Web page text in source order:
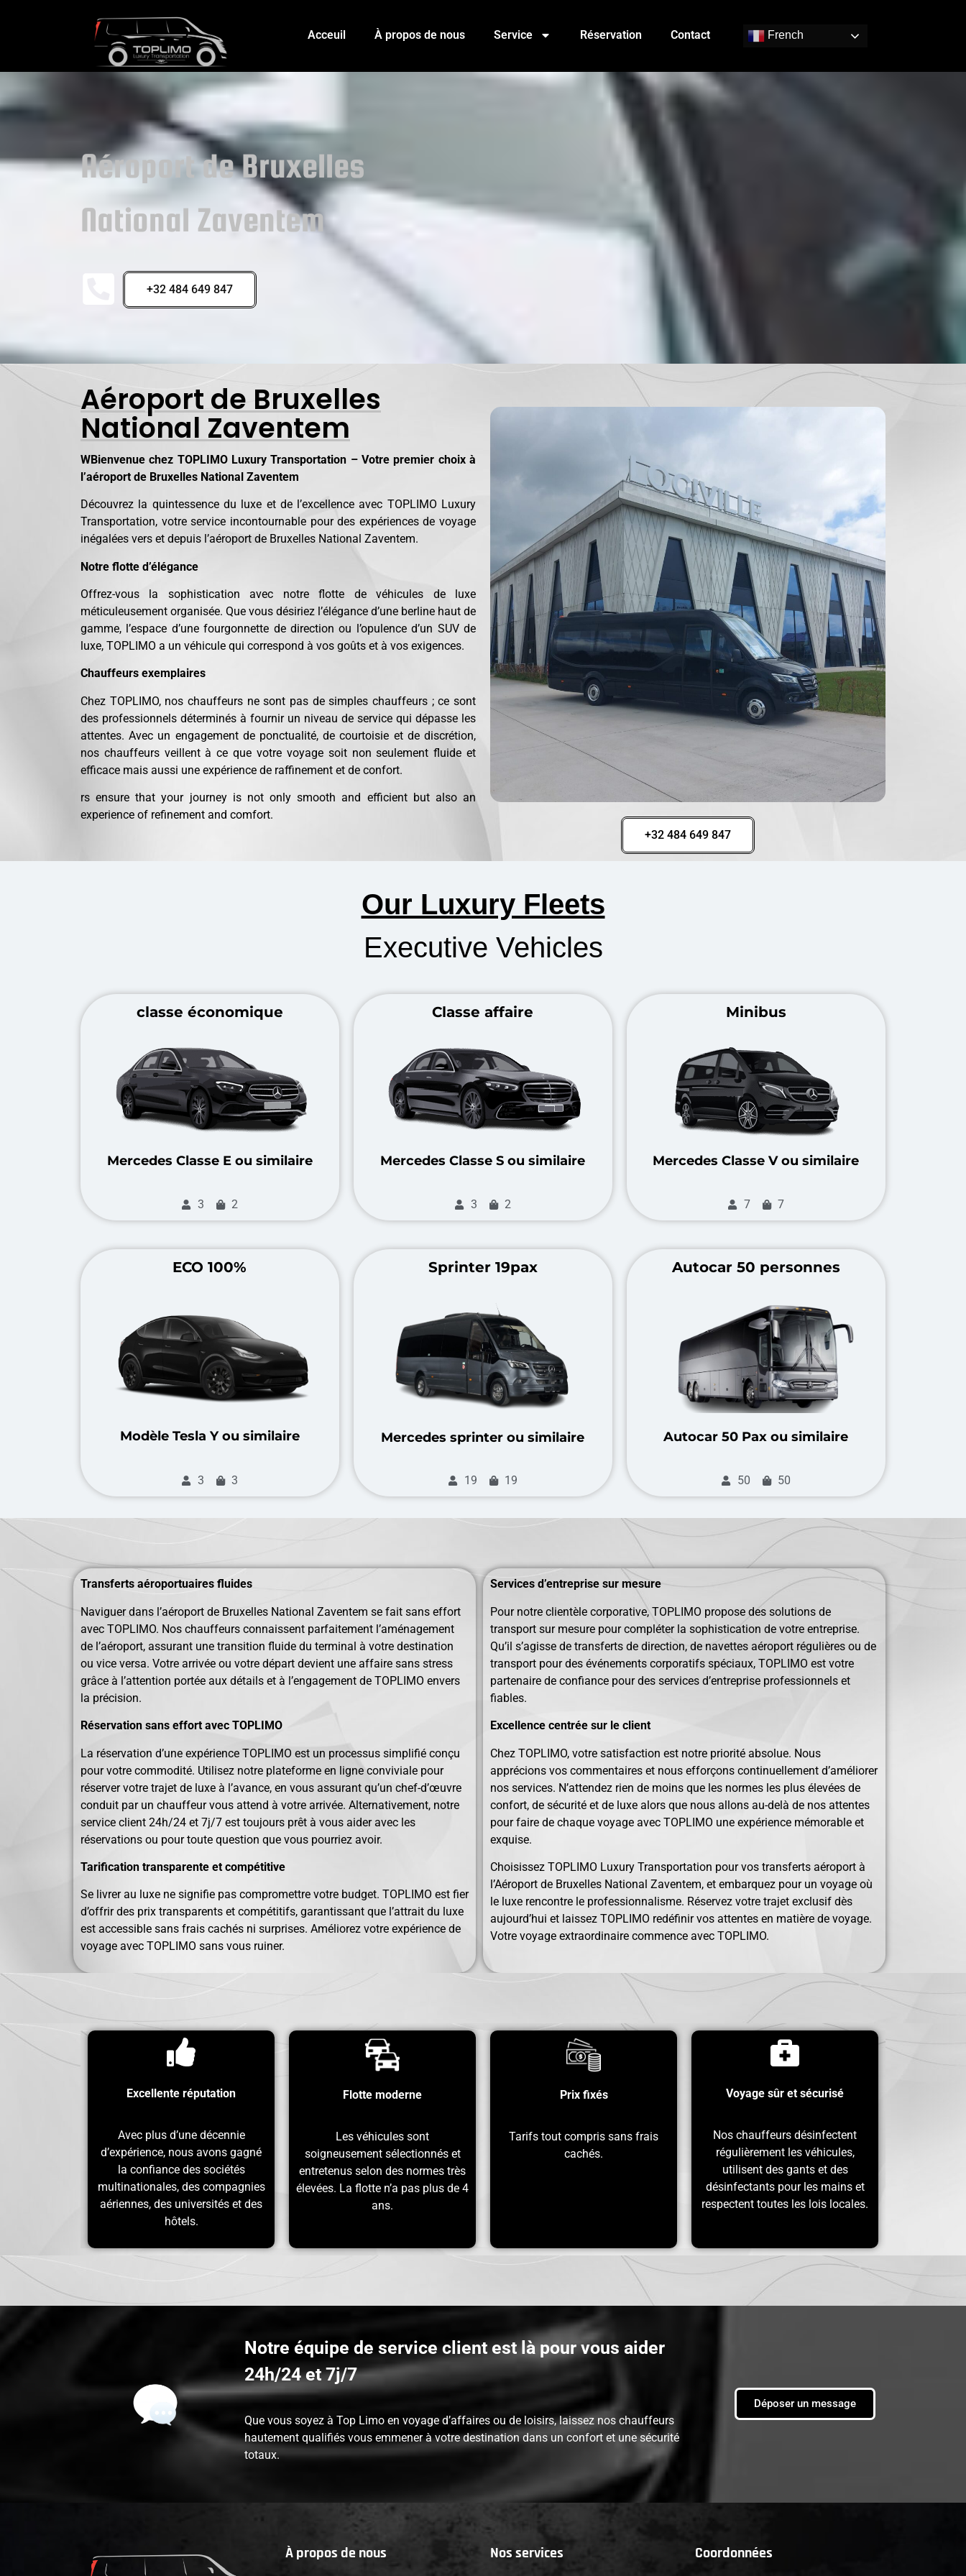
Acceuil À propos de nous Service Réservation Contact French
Aéroport de Bruxelles
National Zaventem
+32 484 649 847
Aéroport de Bruxelles
National Zaventem
WBienvenue chez TOPLIMO Luxury Transportation – Votre premier choix à
l’aéroport de Bruxelles National Zaventem
Découvrez la quintessence du luxe et de l’excellence avec TOPLIMO Luxury
Transportation, votre service incontournable pour des expériences de voyage
inégalées vers et depuis l’aéroport de Bruxelles National Zaventem.
Notre flotte d’élégance
Offrez-vous la sophistication avec notre flotte de véhicules de luxe
méticuleusement organisée. Que vous désiriez l’élégance d’une berline haut de
gamme, l’espace d’une fourgonnette de direction ou l’opulence d’un SUV de
luxe, TOPLIMO a un véhicule qui correspond à vos goûts et à vos exigences.
Chauffeurs exemplaires
Chez TOPLIMO, nos chauffeurs ne sont pas de simples chauffeurs ; ce sont
des professionnels déterminés à fournir un niveau de service qui dépasse les
attentes. Avec un engagement de ponctualité, de courtoisie et de discrétion,
nos chauffeurs veillent à ce que votre voyage soit non seulement fluide et
efficace mais aussi une expérience de raffinement et de confort.
rs ensure that your journey is not only smooth and efficient but also an
experience of refinement and comfort.
+32 484 649 847
Our Luxury Fleets
Executive Vehicles
classe économique
Mercedes Classe E ou similaire
3 2
Classe affaire
Mercedes Classe S ou similaire
3 2
Minibus
Mercedes Classe V ou similaire
7 7
ECO 100%
Modèle Tesla Y ou similaire
3 3
Sprinter 19pax
Mercedes sprinter ou similaire
19 19
Autocar 50 personnes
Autocar 50 Pax ou similaire
50 50
Transferts aéroportuaires fluides
Naviguer dans l’aéroport de Bruxelles National Zaventem se fait sans effort
avec TOPLIMO. Nos chauffeurs connaissent parfaitement l’aménagement
de l’aéroport, assurant une transition fluide du terminal à votre destination
ou vice versa. Votre arrivée ou votre départ devient une affaire sans stress
grâce à l’attention portée aux détails et à l’engagement de TOPLIMO envers
la précision.
Réservation sans effort avec TOPLIMO
La réservation d’une expérience TOPLIMO est un processus simplifié conçu
pour votre commodité. Utilisez notre plateforme en ligne conviviale pour
réserver votre trajet de luxe à l’avance, en vous assurant qu’un chef-d’œuvre
conduit par un chauffeur vous attend à votre arrivée. Alternativement, notre
service client 24h/24 et 7j/7 est toujours prêt à vous aider avec les
réservations ou pour toute question que vous pourriez avoir.
Tarification transparente et compétitive
Se livrer au luxe ne signifie pas compromettre votre budget. TOPLIMO est fier
d’offrir des prix transparents et compétitifs, garantissant que l’attrait du luxe
est accessible sans frais cachés ni surprises. Améliorez votre expérience de
voyage avec TOPLIMO sans vous ruiner.
Services d’entreprise sur mesure
Pour notre clientèle corporative, TOPLIMO propose des solutions de
transport sur mesure pour compléter la sophistication de votre entreprise.
Qu’il s’agisse de transferts de direction, de navettes aéroport régulières ou de
transport pour des événements corporatifs spéciaux, TOPLIMO est votre
partenaire de confiance pour des services d’entreprise professionnels et
fiables.
Excellence centrée sur le client
Chez TOPLIMO, votre satisfaction est notre priorité absolue. Nous
apprécions vos commentaires et nous efforçons continuellement d’améliorer
nos services. N’attendez rien de moins que les normes les plus élevées de
confort, de sécurité et de luxe alors que nous allons au-delà de nos attentes
pour faire de chaque voyage avec TOPLIMO une expérience mémorable et
exquise.
Choisissez TOPLIMO Luxury Transportation pour vos transferts aéroport à
l’Aéroport de Bruxelles National Zaventem, et embarquez pour un voyage où
le luxe rencontre le professionnalisme. Réservez votre trajet exclusif dès
aujourd’hui et laissez TOPLIMO redéfinir vos attentes en matière de voyage.
Votre voyage extraordinaire commence avec TOPLIMO.
Excellente réputation
Avec plus d’une décennie
d’expérience, nous avons gagné
la confiance des sociétés
multinationales, des compagnies
aériennes, des universités et des
hôtels.
Flotte moderne
Les véhicules sont
soigneusement sélectionnés et
entretenus selon des normes très
élevées. La flotte n’a pas plus de 4
ans.
Prix ​​fixés
Tarifs tout compris sans frais
cachés.
Voyage sûr et sécurisé
Nos chauffeurs désinfectent
régulièrement les véhicules,
utilisent des gants et des
désinfectants pour les mains et
respectent toutes les lois locales.
Notre équipe de service client est là pour vous aider
24h/24 et 7j/7
Que vous soyez à Top Limo en voyage d’affaires ou de loisirs, laissez nos chauffeurs
hautement qualifiés vous emmener à votre destination dans un confort et une sécurité
totaux.
Déposer un message
À propos de nous Nos services Coordonnées